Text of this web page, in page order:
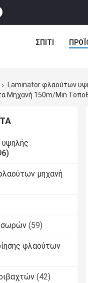
ΣΠΊΤΙ
Laminator φλαούτων
Μηχανή 150m/Min
μηχανή
σωρών (59)
φλαούτων
(42)